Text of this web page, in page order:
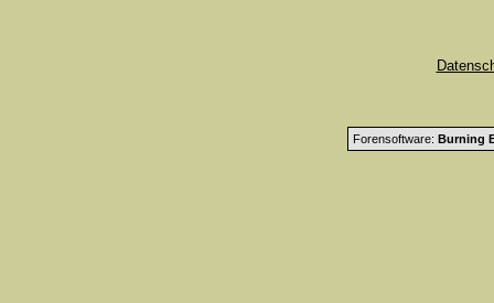
Forensoftware: Burning